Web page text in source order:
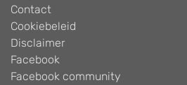
Contact
Cookiebeleid
Disclaimer
Facebook
Facebook community